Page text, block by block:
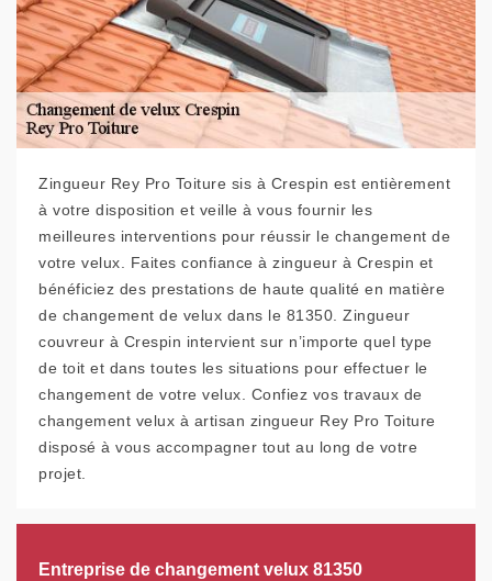
Zingueur Rey Pro Toiture sis à Crespin est entièrement
à votre disposition et veille à vous fournir les
meilleures interventions pour réussir le changement de
votre velux. Faites confiance à zingueur à Crespin et
bénéficiez des prestations de haute qualité en matière
de changement de velux dans le 81350. Zingueur
couvreur à Crespin intervient sur n’importe quel type
de toit et dans toutes les situations pour effectuer le
changement de votre velux. Confiez vos travaux de
changement velux à artisan zingueur Rey Pro Toiture
disposé à vous accompagner tout au long de votre
projet.
Entreprise de changement velux 81350